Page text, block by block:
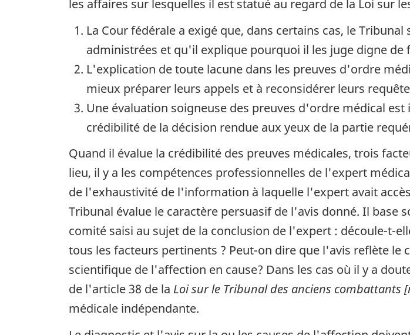
les affaires sur lesquelles il est statué au regard de la Loi sur
La Cour fédérale a exigé que, dans certains cas, le
administrées et qu'il explique pourquoi il les juge digne de
L'explication de toute lacune dans les preuves d'ordre
mieux préparer leurs appels et à reconsidérer leurs
Une évaluation soigneuse des preuves d'ordre médical
crédibilité de la décision rendue aux yeux de la partie
Quand il évalue la crédibilité des preuves médicales, trois
lieu, il y a les compétences professionnelles de l'expert
de l'exhaustivité de l'information à laquelle l'expert avait
Tribunal évalue le caractère persuasif de l'avis donné. Il
comité saisi au sujet de la conclusion de l'expert : découle-t-
tous les facteurs pertinents ? Peut-on dire que l'avis reflète
scientifique de l'affection en cause? Dans les cas où il y a
de l'article 38 de la Loi sur le Tribunal des anciens combattants
médicale indépendante.